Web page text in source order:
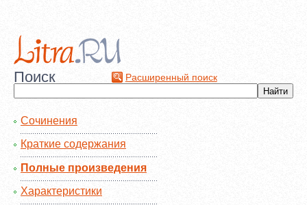
Поиск Расширенный поиск
Сочинения
Краткие содержания
Полные произведения
Характеристики